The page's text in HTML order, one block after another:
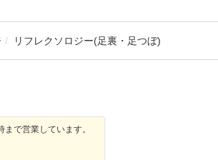
リフレクソロジー(足裏・足つぼ)
で営業しています。